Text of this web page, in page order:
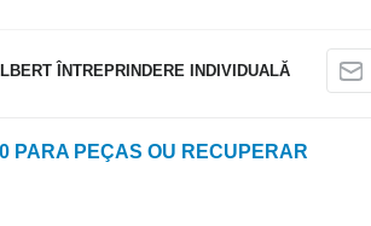
ÎNTREPRINDERE INDIVIDUALĂ
PARA PEÇAS OU RECUPERAR